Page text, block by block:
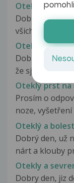
Otekliny
Dobry den,
všichni vyvázli
Otekliny
Dobry den,
že sjem po
Oteklý prst na
Prosím o
noze,
Oteklý a
Dobrý den, už
nárt a klouby
Otekly a
Dobry den, jiz